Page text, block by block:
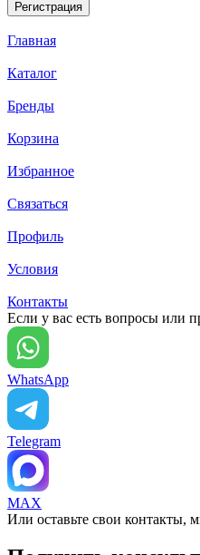
Главная
Каталог
Бренды
Корзина
Избранное
Связаться
Профиль
Условия
Контакты
Если у вас есть вопросы или
WhatsApp
Telegram
MAX
Или оставьте свои контакты,